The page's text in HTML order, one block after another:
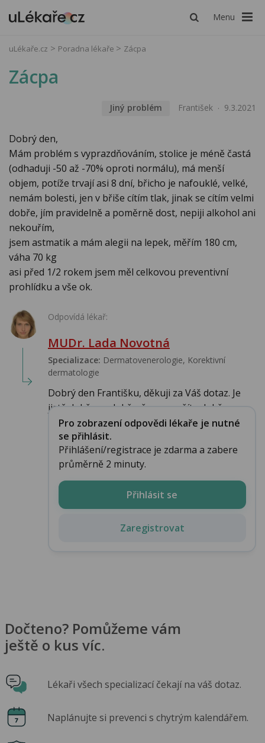
Menu
uLékaře.cz Poradna lékaře Zácpa
Zácpa
Jiný problém František 9.3.2021
Dobrý den,
Mám problém s vyprazdňováním, stolice je méně častá
(odhaduji -50 až -70% oproti normálu), má menší
objem, potíže trvají asi 8 dní, břicho je nafouklé, velké,
nemám bolesti, jen v břiše cítím tlak, jinak se cítím velmi
dobře, jím pravidelně a poměrně dost, nepiji alkohol ani
nekouřím,
jsem astmatik a mám alegii na lepek, měřím 180 cm,
váha 70 kg
asi před 1/2 rokem jsem měl celkovou preventivní
prohlídku a vše ok.
Odpovídá lékař:
MUDr. Lada Novotná
Specializace: Dermatovenerologie, Korektivní
dermatologie
Dobrý den Františku, děkuji za Váš dotaz. Je
jistě dobře se dobře, že se snažíte dobře s...
Pro zobrazení odpovědi lékaře je nutné
se přihlásit.
Přihlášení/registrace je zdarma a zabere
průměrně 2 minuty.
Přihlásit se
Zaregistrovat
Dočteno? Pomůžeme vám
ještě o kus víc.
Lékaři všech specializací čekají na váš dotaz.
Naplánujte si prevenci s chytrým kalendářem.